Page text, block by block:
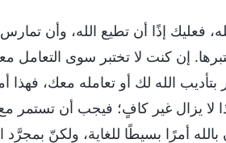
فعليك إذًا أن تطيع الله، وأن
إن كنت لا تختبر سوى التعامل
الله لك أو تعامله معك، فهذا
يزال غير كافٍ؛ فيجب أن تستمر مع
بالله أمرًا بسيطًا للغاية، ولكنّ